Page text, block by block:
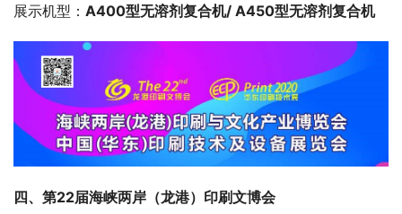
展示机型： A400型无溶剂复合机/ A450型无溶剂复合机
四、第22届海峡两岸（龙港）印刷文博会